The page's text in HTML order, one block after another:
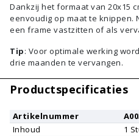
Dankzij het formaat van 20x15
eenvoudig op maat te knippen.
een frame vastzitten of als
Tip: Voor optimale werking
drie maanden te vervangen.
Productspecificaties
Artikelnummer
Inhoud
1